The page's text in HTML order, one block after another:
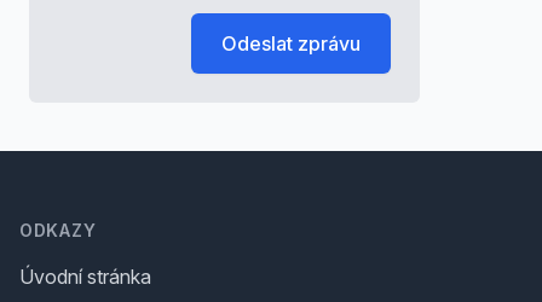
Odeslat zprávu
ODKAZY
Úvodní stránka